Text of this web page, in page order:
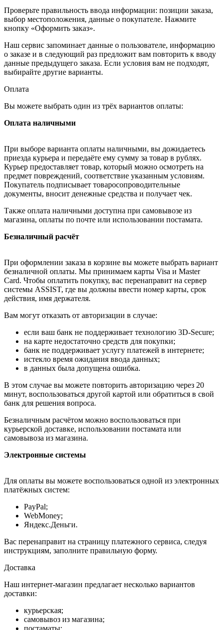
Проверьте правильность ввода информации: позиции заказа,
выбор местоположения, данные о покупателе. Нажмите
кнопку «Оформить заказ».
Наш сервис запоминает данные о пользователе, информацию
о заказе и в следующий раз предложит вам повторить к вводу
данные предыдущего заказа. Если условия вам не подходят,
выбирайте другие варианты.
Оплата
Вы можете выбрать один из трёх вариантов оплаты:
Оплата наличными
При выборе варианта оплаты наличными, вы дожидаетесь
приезда курьера и передаёте ему сумму за товар в рублях.
Курьер предоставляет товар, который можно осмотреть на
предмет повреждений, соответствие указанным условиям.
Покупатель подписывает товаросопроводительные
документы, вносит денежные средства и получает чек.
Также оплата наличными доступна при самовывозе из
магазина, оплаты по почте или использовании постамата.
Безналичный расчёт
При оформлении заказа в корзине вы можете выбрать вариант
безналичной оплаты. Мы принимаем карты Visa и Master
Card. Чтобы оплатить покупку, вас перенаправит на сервер
системы ASSIST, где вы должны ввести номер карты, срок
действия, имя держателя.
Вам могут отказать от авторизации в случае:
если ваш банк не поддерживает технологию 3D-Secure;
на карте недостаточно средств для покупки;
банк не поддерживает услугу платежей в интернете;
истекло время ожидания ввода данных;
в данных была допущена ошибка.
В этом случае вы можете повторить авторизацию через 20
минут, воспользоваться другой картой или обратиться в свой
банк для решения вопроса.
Безналичным расчётом можно воспользоваться при
курьерской доставке, использовании постамата или
самовывоза из магазина.
Электронные системы
Для оплаты вы можете воспользоваться одной из электронных
платёжных систем:
PayPal;
WebMoney;
Яндекс.Деньги.
Вас перенаправит на страницу платежного сервиса, следуя
инструкциям, заполните правильную форму.
Доставка
Наш интернет-магазин предлагает несколько вариантов
доставки:
курьерская;
самовывоз из магазина;